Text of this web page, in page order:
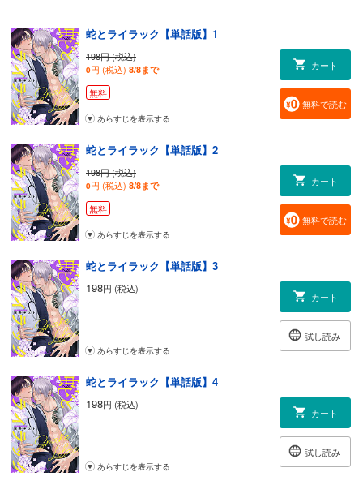
蛇とライラック【単話版】1
198円 (税込)
0円 (税込) 8/8まで
無料
カート
無料で読む
あらすじを表示する
蛇とライラック【単話版】2
198円 (税込)
0円 (税込) 8/8まで
無料
カート
無料で読む
あらすじを表示する
蛇とライラック【単話版】3
198円 (税込)
カート
試し読み
あらすじを表示する
蛇とライラック【単話版】4
198円 (税込)
カート
試し読み
あらすじを表示する